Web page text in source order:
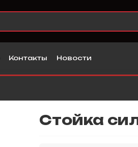
Контакты Новости
Стойка